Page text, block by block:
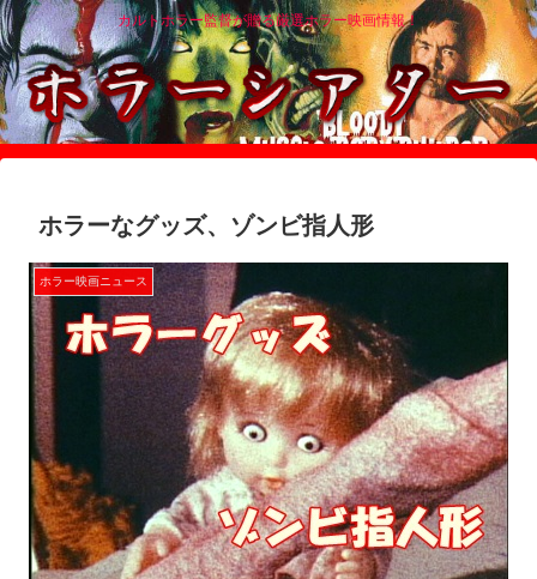
カルトホラー監督が贈る厳選ホラー映画情報！
ホラーなグッズ、ゾンビ指人形
ホラー映画ニュース